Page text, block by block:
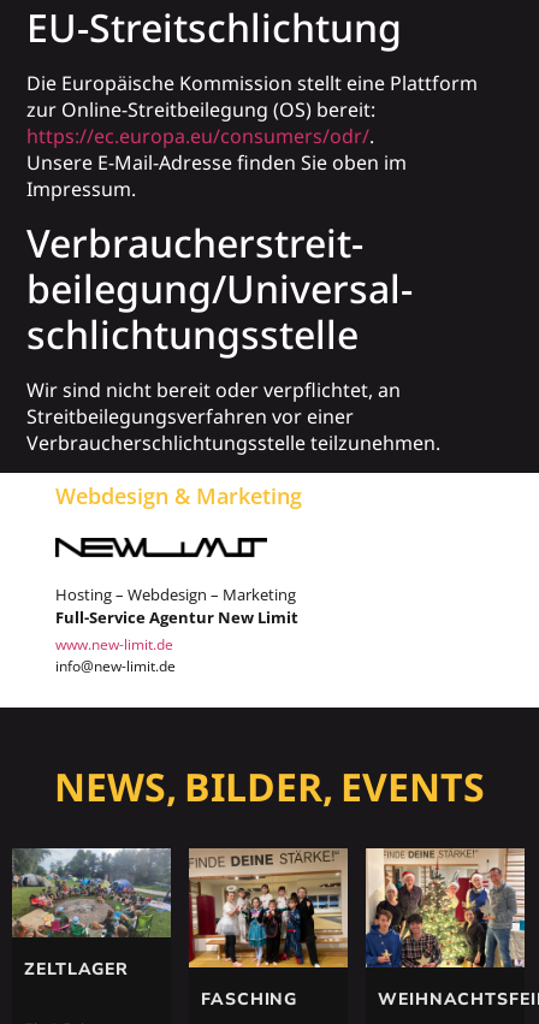
EU-Streitschlichtung
Die Europäische Kommission stellt eine Plattform
zur Online-Streitbeilegung (OS) bereit:
https://ec.europa.eu/consumers/odr/.
Unsere E-Mail-Adresse finden Sie oben im
Impressum.
Verbraucher­streit­
beilegung/Universal­
schlichtungs­stelle
Wir sind nicht bereit oder verpflichtet, an
Streitbeilegungsverfahren vor einer
Verbraucherschlichtungsstelle teilzunehmen.
Webdesign & Marketing
Hosting – Webdesign – Marketing
Full-Service Agentur New Limit
www.new-limit.de
info@new-limit.de
NEWS, BILDER, EVENTS
ZELTLAGER
FASCHING